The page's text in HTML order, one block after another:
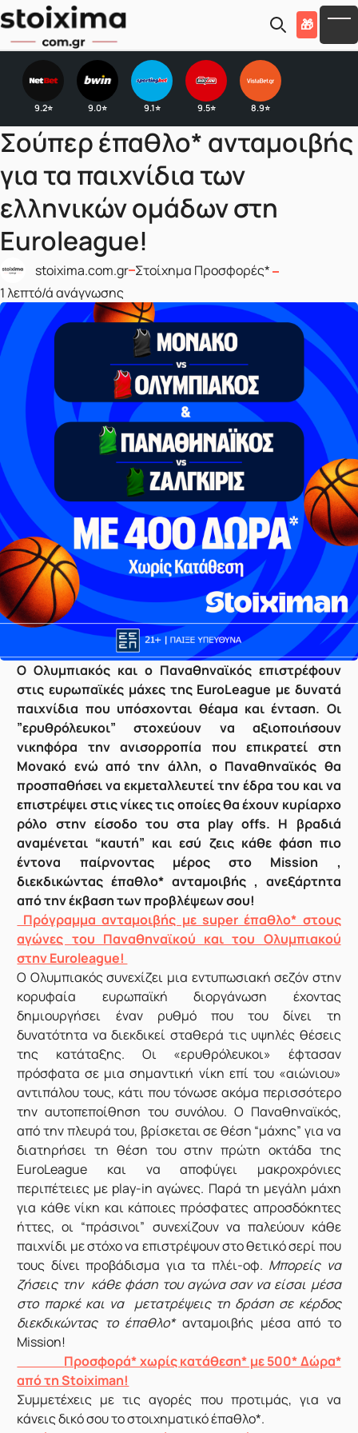
Skip to main content
🎁
9.2⭐ 9.0⭐ 9.1⭐ 9.5⭐ 8.9⭐
Σούπερ έπαθλο* ανταμοιβής
για τα παιχνίδια των
ελληνικών ομάδων στη
Euroleague!
Δημοσιεύτηκε από
stoixima.com.gr Δημοσιεύτηκε σε
Στοίχημα Προσφορές*
1 λεπτό/ά ανάγνωσης
Ο Ολυμπιακός και ο Παναθηναϊκός επιστρέφουν
στις ευρωπαϊκές μάχες της EuroLeague με δυνατά
παιχνίδια που υπόσχονται θέαμα και ένταση. Οι
”ερυθρόλευκοι” στοχεύουν να αξιοποιήσουν
νικηφόρα την ανισορροπία που επικρατεί στη
Μονακό ενώ από την άλλη, ο Παναθηναϊκός θα
προσπαθήσει να εκμεταλλευτεί την έδρα του και να
επιστρέψει στις νίκες τις οποίες θα έχουν κυρίαρχο
ρόλο στην είσοδο του στα play offs. Η βραδιά
αναμένεται “καυτή” και εσύ ζεις κάθε φάση πιο
έντονα παίρνοντας μέρος στο Mission ,
διεκδικώντας έπαθλο* ανταμοιβής , ανεξάρτητα
από την έκβαση των προβλέψεων σου!
Πρόγραμμα ανταμοιβής με super έπαθλο* στους
αγώνες του Παναθηναϊκού και του Ολυμπιακού
στην Euroleague!
Ο Ολυμπιακός συνεχίζει μια εντυπωσιακή σεζόν στην
κορυφαία ευρωπαϊκή διοργάνωση έχοντας
δημιουργήσει έναν ρυθμό που του δίνει τη
δυνατότητα να διεκδικεί σταθερά τις υψηλές θέσεις
της κατάταξης. Οι «ερυθρόλευκοι» έφτασαν
πρόσφατα σε μια σημαντική νίκη επί του «αιώνιου»
αντιπάλου τους, κάτι που τόνωσε ακόμα περισσότερο
την αυτοπεποίθηση του συνόλου. Ο Παναθηναϊκός,
από την πλευρά του, βρίσκεται σε θέση “μάχης” για να
διατηρήσει τη θέση του στην πρώτη οκτάδα της
EuroLeague και να αποφύγει μακροχρόνιες
περιπέτειες με play‑in αγώνες. Παρά τη μεγάλη μάχη
για κάθε νίκη και κάποιες πρόσφατες απροσδόκητες
ήττες, οι “πράσινοι” συνεχίζουν να παλεύουν κάθε
παιχνίδι με στόχο να επιστρέψουν στο θετικό σερί που
τους δίνει προβάδισμα για τα πλέι‑οφ. Μπορείς να
ζήσεις την κάθε φάση του αγώνα σαν να είσαι μέσα
στο παρκέ και να μετατρέψεις τη δράση σε κέρδος
διεκδικώντας το έπαθλο*ανταμοιβής μέσα από το
Mission!
Προσφορά* χωρίς κατάθεση* με 500* Δώρα*
από τη Stoiximan!
Συμμετέχεις με τις αγορές που προτιμάς, για να
κάνεις δικό σου το στοιχηματικό έπαθλο*.